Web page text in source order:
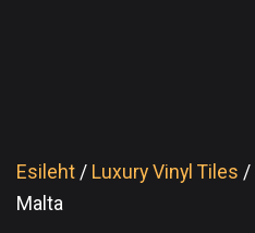
Esileht / Luxury Vinyl Tiles /
Malta